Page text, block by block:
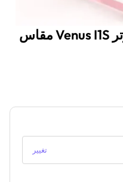
يوريكا جيمينغ مكتب كمبيوتر Venus I1S مقاس
تغيير